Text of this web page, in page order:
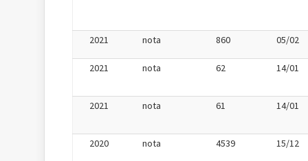
2021 nota 860 05/02
2021 nota 62 14/01
2021 nota 61 14/01
2020 nota 4539 15/12